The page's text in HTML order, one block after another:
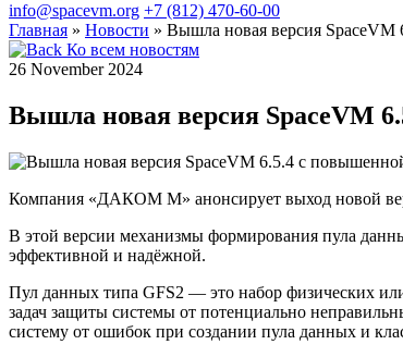
info@spacevm.org +7 (812) 470-60-00
Главная » Новости » Вышла новая версия SpaceVM
Ко всем новостям
26 November 2024
Вышла новая версия SpaceVM
Компания «ДАКОМ М» анонсирует выход новой
В этой версии механизмы формирования пула
эффективной и надёжной.
Пул данных типа GFS2 — это набор физических
задач защиты системы от потенциально
систему от ошибок при создании пула данных и